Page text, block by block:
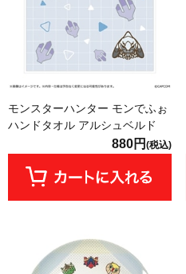
モンスターハンター モンでふぉ
ハンドタオル アルシュベルド
880円 (税込)